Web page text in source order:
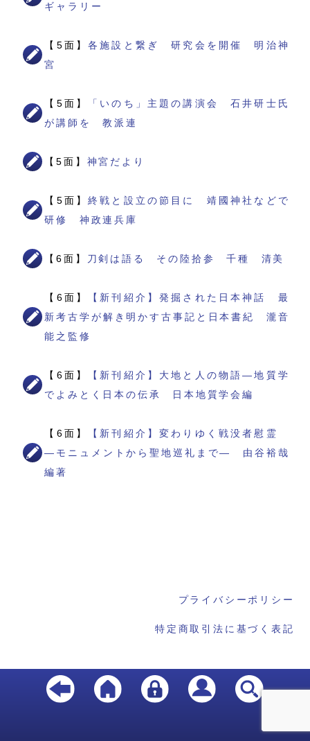
ギャラリー
【5面】各施設と繋ぎ 研究会を開催 明治神
宮
【5面】
「いのち」主題の講演会 石井研士氏
が講師を 教派連
【5面】 神宮だより
【5面】終戦と設立の節目に 靖國神社などで
研修 神政連兵庫
【6面】 刀剣は語る その陸拾参 千種 清美
【6面】
【新刊紹介】発掘された日本神話 最
新考古学が解き明かす古事記と日本書紀 瀧音
能之監修
【6面】
【新刊紹介】大地と人の物語―地質学
でよみとく日本の伝承 日本地質学会編
【6面】
【新刊紹介】変わりゆく戦没者慰霊
―モニュメントから聖地巡礼まで― 由谷裕哉
編著
プライバシーポリシー
特定商取引法に基づく表記